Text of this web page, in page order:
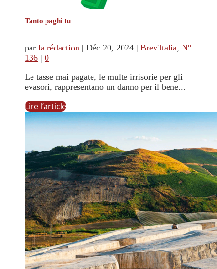
Tanto paghi tu
parla rédaction |Déc 20, 2024 |Brev'Italia,N°
136 |0
Le tasse mai pagate, le multe irrisorie per gli
evasori, rappresentano un danno per il bene...
Lire l’article